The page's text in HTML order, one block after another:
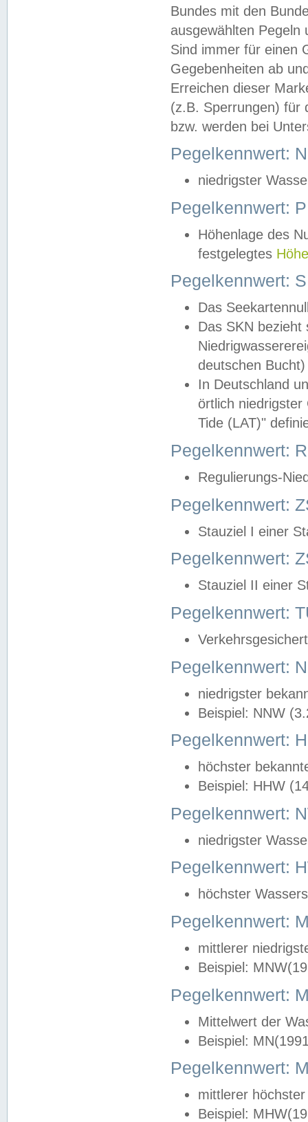
Bundes mit den
ausgewählten
Sind immer für einen
Gegebenheiten ab
Erreichen dieser
(z.B. Sperrungen) für
bzw. werden bei
Pegelkennwert:
niedrigster
Pegelkennwert:
Höhenlage des
festgelegtes
Pegelkennwert:
Das
Das SKN
deutschen
In Deutschland
örtlich
Tide (LAT)"
Pegelkennwert:
Regulierungs-
Pegelkennwert:
Stauziel I einer
Pegelkennwert:
Stauziel II einer
Pegelkennwert:
Pegelkennwert:
niedrigster
Beispiel: NNW
Pegelkennwert:
höchster
Beispiel: HHW
Pegelkennwert:
niedrigster
Pegelkennwert:
höchster
Pegelkennwert:
mittlerer
Beispiel:
Pegelkennwert:
Mittelwert der
Beispiel:
Pegelkennwert:
mittlerer
Beispiel: